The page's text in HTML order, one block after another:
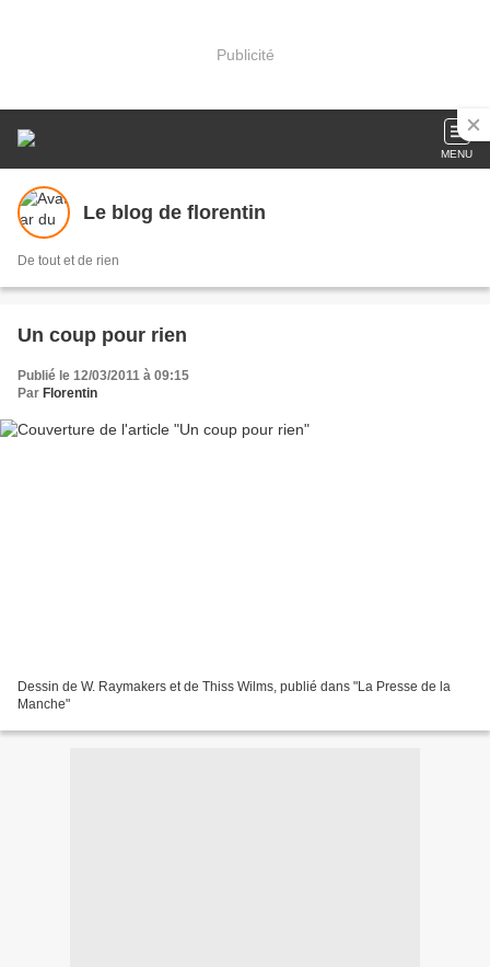
Publicité
MENU
Le blog de florentin
De tout et de rien
Un coup pour rien
Publié le 12/03/2011 à 09:15
Par Florentin
Dessin de W. Raymakers et de Thiss Wilms, publié dans "La Presse de la
Manche"